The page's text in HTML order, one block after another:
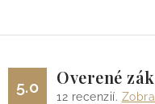
5.0 Overené
12 recenzií.